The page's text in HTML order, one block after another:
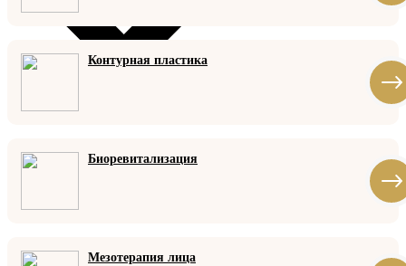
Индивидуальный подход к каждому пациенту
Контурная пластика
Биоревитализация
Мезотерапия лица